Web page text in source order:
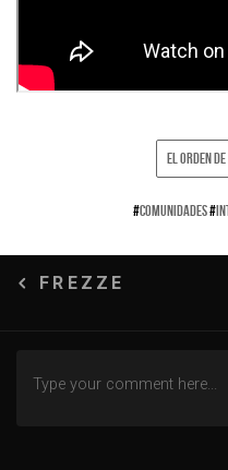
EL ORDEN
#COMUNIDADES#
Navegación
entradas
FREZZE